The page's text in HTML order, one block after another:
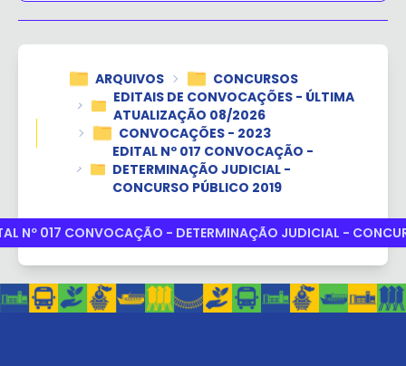
ARQUIVOS
CONCURSOS
EDITAIS DE CONVOCAÇÕES - ÚLTIMA
ATUALIZAÇÃO 08/2026
CONVOCAÇÕES - 2023
EDITAL Nº 017 CONVOCAÇÃO -
DETERMINAÇÃO JUDICIAL -
CONCURSO PÚBLICO 2019
Nº 017 CONVOCAÇÃO - DETERMINAÇÃO JUDICIAL -